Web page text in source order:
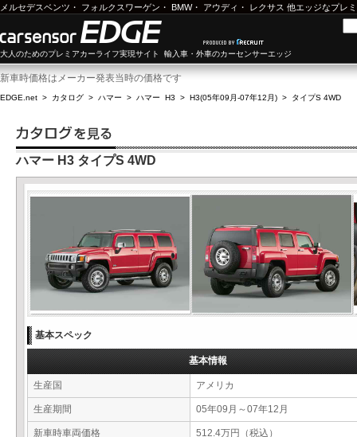
メルセデスベンツ ・ フォルクスワーゲン ・ BMW・ アウディ ・ レクサス 他エッジなプレ
大人のためのプレミアカーライフ実現サイト 輸入車・外車のカーセンサーエッジ
新車時価格はメーカー発表当時の価格です
EDGE.net > カタログ > ハマー > ハマー H3 > H3(05年09月-07年12月) > タイプS 4WD
ハマー H3 タイプS 4WD
基本スペック
基本情報
生産国 アメリカ
生産期間 05年09月～07年12月
新車時車両価格 512.4万円（税込）